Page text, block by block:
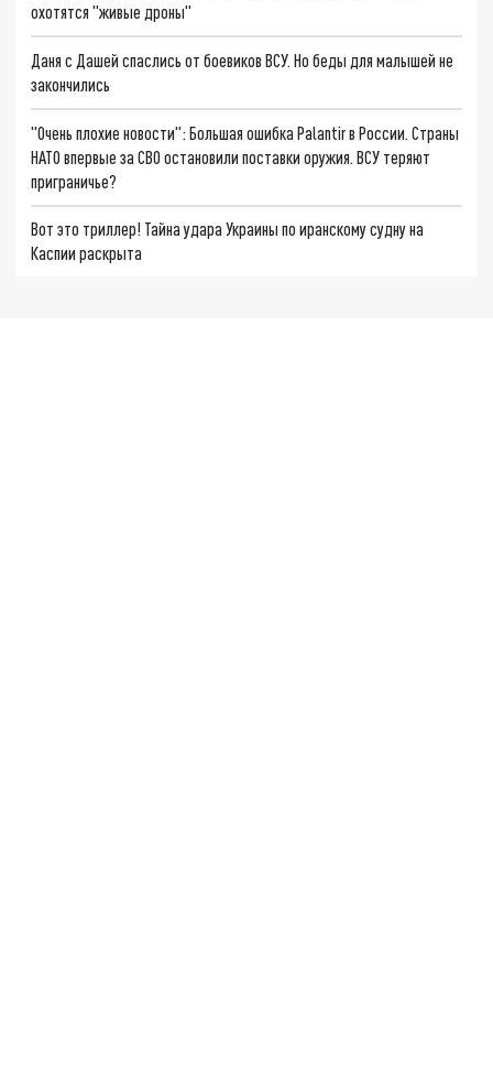
охотятся "живые дроны"
Даня с Дашей спаслись от боевиков ВСУ. Но беды для малышей не
закончились
"Очень плохие новости": Большая ошибка Palantir в России. Страны
НАТО впервые за СВО остановили поставки оружия. ВСУ теряют
приграничье?
Вот это триллер! Тайна удара Украины по иранскому судну на
Каспии раскрыта